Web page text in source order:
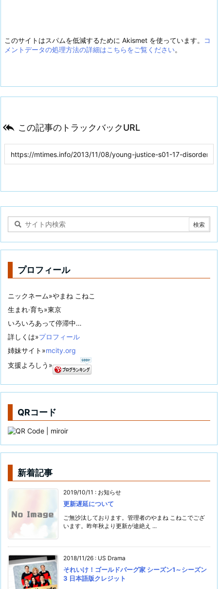
このサイトはスパムを低減するために Akismet を使っています。
コ
メントデータの処理方法の詳細はこちらをご覧ください。
 この記事のトラックバックURL
プロフィール
ニックネーム»やまね こねこ
生まれ·育ち»東京
いろいろあって停滞中…
詳しくは»プロフィール
姉妹サイト»mcity.org
支援よろしう»
QRコード
新着記事
2019/10/11 : お知らせ
更新遅延について
ご無沙汰しております。管理者のやまね こねこでござ
います。昨年秋より更新が途絶え ...
2018/11/26 : US Drama
それいけ！ゴールドバーグ家 シーズン1～シーズン
3 日本語版クレジット